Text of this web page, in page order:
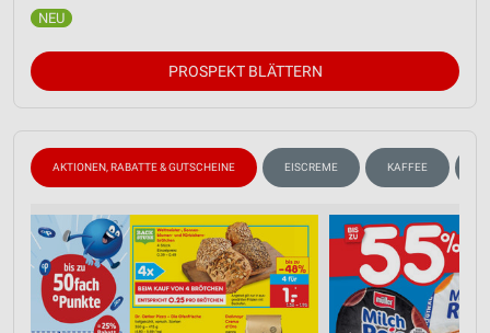
PROSPEKT BLÄTTERN
AKTIONEN, RABATTE & GUTSCHEINE EISCREME KAFFEE